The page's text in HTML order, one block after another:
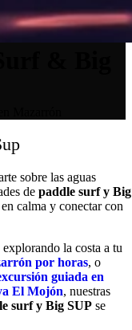
sobre las aguas
de paddle surf y Big
calma y conectar con
la costa a tu
por horas, o
guiada en
El Mojón, nuestras
surf y Big SUP se